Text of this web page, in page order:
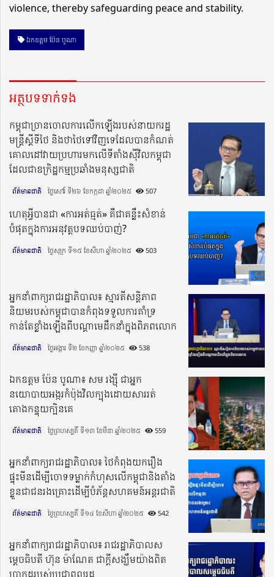
violence, thereby safeguarding peace and stability.
ឯកឧត្ដម ប៉ែន បូណា
អត្ថបទទាក់ទង
កម្ពុជាច្រានចោលការលើកឡើងរបស់នាយករដ្ឋ
មន្ត្រីស្ដីទីថៃ និងថាថៃទៅវិញទេដែលបានកំណត់
គោលដៅវាយប្រហារមកលើទីតាំងស៊ីវិលកម្ពុជា
ដែលជាឧក្រិដ្ឋកម្មប្រឆាំងមនុស្សជាតិ
ព័ត៌មានជាតិ ថ្ងៃសៅរ៍ ទី២៦ ខែកក្កដា ឆ្នាំ២០២៥​ 507
ហេតុអ្វីបានជា «ការអត់ធ្មត់» គឺជាគន្លឹះសំខាន់
បំផុតក្នុងការអនុវត្តបទឈប់បាញ់?
ព័ត៌មានជាតិ ថ្ងៃសុក្រ ទី១៥ ខែសីហា ឆ្នាំ២០២៥​ 503
អ្នកនាំពាក្យរាជរដ្ឋាភិបាល៖ ស្មារតីសន្តិភាព
និយមរបស់កម្ពុជាបានកំពុងទទួលការគាំទ្រ
កាន់តែខ្លាំងឡើងពីបណ្តាមេដឹកនាំក្នុងពិភពលោក
ព័ត៌មានជាតិ ថ្ងៃអង្គារ ទី២ ខែកញ្ញា ឆ្នាំ២០២៥​ 538
ឯកឧត្តម ប៉ែន បូណា៖ សម រង្ស៊ី ជាអ្នក
នយោបាយអង្ករកំប៉ុងវិលក្បុងដោយសាររត់
តោងកន្ទុយក្បិនគេ
ព័ត៌មានជាតិ ថ្ងៃព្រហស្បតិ៍ ទី១៣ ខែមីនា ឆ្នាំ២០២៥​ 559
អ្នកនាំពាក្យរាជរដ្ឋាភិបាល៖ ថៃកំពុងយករឿង
ផ្ទុះមីនដើម្បីចោទទម្លាក់កំហុសលើកម្ពុជានិងតាំង
ខ្លួនជាជនរងគ្រោះដើម្បីបំភ័ន្តសហគមន៍អន្តរជាតិ
ព័ត៌មានជាតិ ថ្ងៃព្រហស្បតិ៍ ទី១៤ ខែសីហា ឆ្នាំ២០២៥​ 542
អ្នកនាំពាក្យរាជរដ្ឋាភិបាល៖ រាជរដ្ឋាភិបាលស
ម្តេចធិបតី ហ៊ុន ម៉ាណែត ជាក្តីសង្ឃឹមយ៉ាងពិត
ប្រាកដរបស់ប្រជាពលរដ្ឋ